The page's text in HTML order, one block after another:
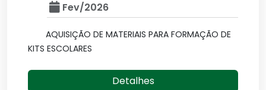
Fev/2026
AQUISIÇÃO DE MATERIAIS PARA FORMAÇÃO DE
KITS ESCOLARES
Detalhes